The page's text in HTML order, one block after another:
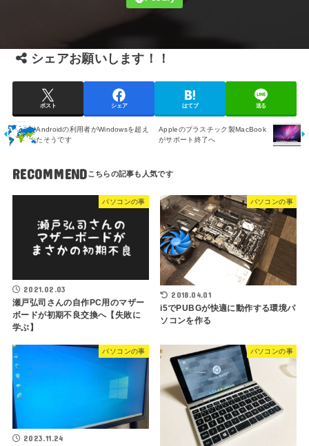
シェアお願いします！！
ポスト シェア はてブ 送る
Appleのプラスチック製MacBook
がサポート終了へ
Androidの利用者がWindowsを超え
たそうです
RECOMMEND
パソコンの事
2021.02.03
瀬戸弘司さんの自作PC用のマザー
ボードが初期不良交換へ【失敗に
学ぶ】
パソコンの事
2018.04.01
i5でPUBGが快適に動作する環境パ
ソコンを作る
パソコンの事
2023.11.24
パソコンの事